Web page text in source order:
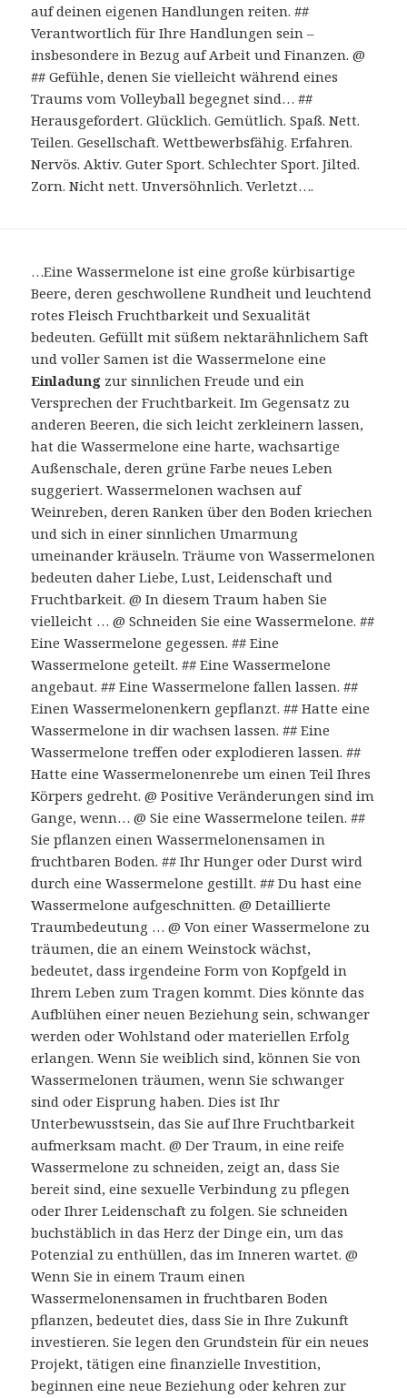
auf deinen eigenen Handlungen reiten. ##
Verantwortlich für Ihre Handlungen sein –
insbesondere in Bezug auf Arbeit und Finanzen. @
## Gefühle, denen Sie vielleicht während eines
Traums vom Volleyball begegnet sind… ##
Herausgefordert. Glücklich. Gemütlich. Spaß. Nett.
Teilen. Gesellschaft. Wettbewerbsfähig. Erfahren.
Nervös. Aktiv. Guter Sport. Schlechter Sport. Jilted.
Zorn. Nicht nett. Unversöhnlich. Verletzt….
…Eine Wassermelone ist eine große kürbisartige
Beere, deren geschwollene Rundheit und leuchtend
rotes Fleisch Fruchtbarkeit und Sexualität
bedeuten. Gefüllt mit süßem nektarähnlichem Saft
und voller Samen ist die Wassermelone eine
Einladung zur sinnlichen Freude und ein
Versprechen der Fruchtbarkeit. Im Gegensatz zu
anderen Beeren, die sich leicht zerkleinern lassen,
hat die Wassermelone eine harte, wachsartige
Außenschale, deren grüne Farbe neues Leben
suggeriert. Wassermelonen wachsen auf
Weinreben, deren Ranken über den Boden kriechen
und sich in einer sinnlichen Umarmung
umeinander kräuseln. Träume von Wassermelonen
bedeuten daher Liebe, Lust, Leidenschaft und
Fruchtbarkeit. @ In diesem Traum haben Sie
vielleicht … @ Schneiden Sie eine Wassermelone. ##
Eine Wassermelone gegessen. ## Eine
Wassermelone geteilt. ## Eine Wassermelone
angebaut. ## Eine Wassermelone fallen lassen. ##
Einen Wassermelonenkern gepflanzt. ## Hatte eine
Wassermelone in dir wachsen lassen. ## Eine
Wassermelone treffen oder explodieren lassen. ##
Hatte eine Wassermelonenrebe um einen Teil Ihres
Körpers gedreht. @ Positive Veränderungen sind im
Gange, wenn… @ Sie eine Wassermelone teilen. ##
Sie pflanzen einen Wassermelonensamen in
fruchtbaren Boden. ## Ihr Hunger oder Durst wird
durch eine Wassermelone gestillt. ## Du hast eine
Wassermelone aufgeschnitten. @ Detaillierte
Traumbedeutung … @ Von einer Wassermelone zu
träumen, die an einem Weinstock wächst,
bedeutet, dass irgendeine Form von Kopfgeld in
Ihrem Leben zum Tragen kommt. Dies könnte das
Aufblühen einer neuen Beziehung sein, schwanger
werden oder Wohlstand oder materiellen Erfolg
erlangen. Wenn Sie weiblich sind, können Sie von
Wassermelonen träumen, wenn Sie schwanger
sind oder Eisprung haben. Dies ist Ihr
Unterbewusstsein, das Sie auf Ihre Fruchtbarkeit
aufmerksam macht. @ Der Traum, in eine reife
Wassermelone zu schneiden, zeigt an, dass Sie
bereit sind, eine sexuelle Verbindung zu pflegen
oder Ihrer Leidenschaft zu folgen. Sie schneiden
buchstäblich in das Herz der Dinge ein, um das
Potenzial zu enthüllen, das im Inneren wartet. @
Wenn Sie in einem Traum einen
Wassermelonensamen in fruchtbaren Boden
pflanzen, bedeutet dies, dass Sie in Ihre Zukunft
investieren. Sie legen den Grundstein für ein neues
Projekt, tätigen eine finanzielle Investition,
beginnen eine neue Beziehung oder kehren zur